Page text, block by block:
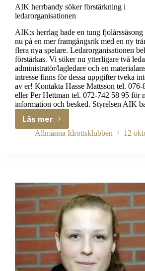
AIK herrbandy söker förstärkning i
ledarorganisationen
AIK:s herrlag hade en tung
nu på en mer framgångsrik med en ny
flera nya spelare. Ledarorganisationen
förstärkas. Vi söker nu ytterligare två
administratör/lagledare och en
intresse finns för dessa uppgifter tveka
av er! Kontakta Hasse Mattsson tel. 076-
eller Per Hettman tel. 072-742 58 95 för
information och besked. Styrelsen AIK
Läs mer
AIK
herrbandy
Allmänna Idrottsklubben 12